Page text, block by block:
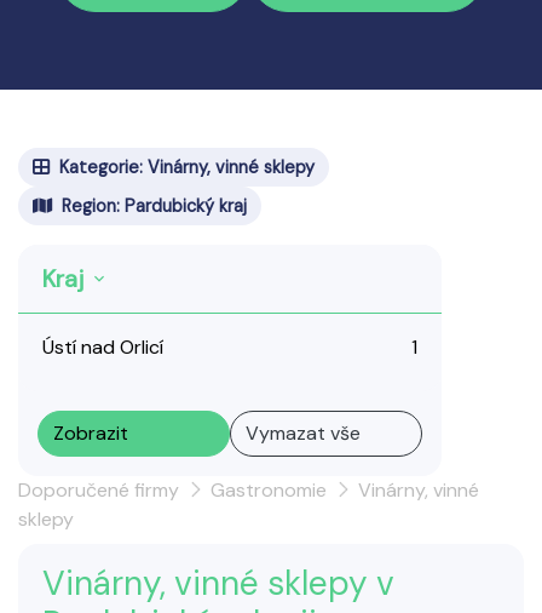
Kategorie: Vinárny, vinné sklepy
Region: Pardubický kraj
Kraj
Ústí nad Orlicí 1
Zobrazit Vymazat vše
Doporučené firmy Gastronomie
Vinárny, vinné
sklepy
Vinárny, vinné sklepy v